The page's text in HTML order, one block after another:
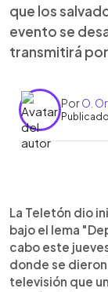
que los
evento se
transmitirá
PorO.
La Teletón dio
bajo el lema
cabo este
donde se
televisión que